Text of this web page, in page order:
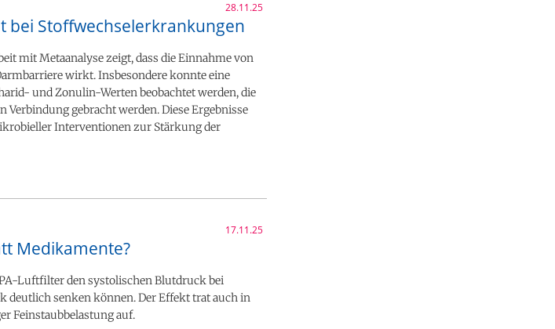
28.11.25
bei Stoffwechselerkrankungen
mit Metaanalyse zeigt, dass die Einnahme von
wirkt. Insbesondere konnte eine
und Zonulin-Werten beobachtet werden, die
gebracht werden. Diese Ergebnisse
Interventionen zur Stärkung der
17.11.25
Medikamente?
Luftfilter den systolischen Blutdruck bei
senken können. Der Effekt trat auch in
Feinstaubbelastung auf.